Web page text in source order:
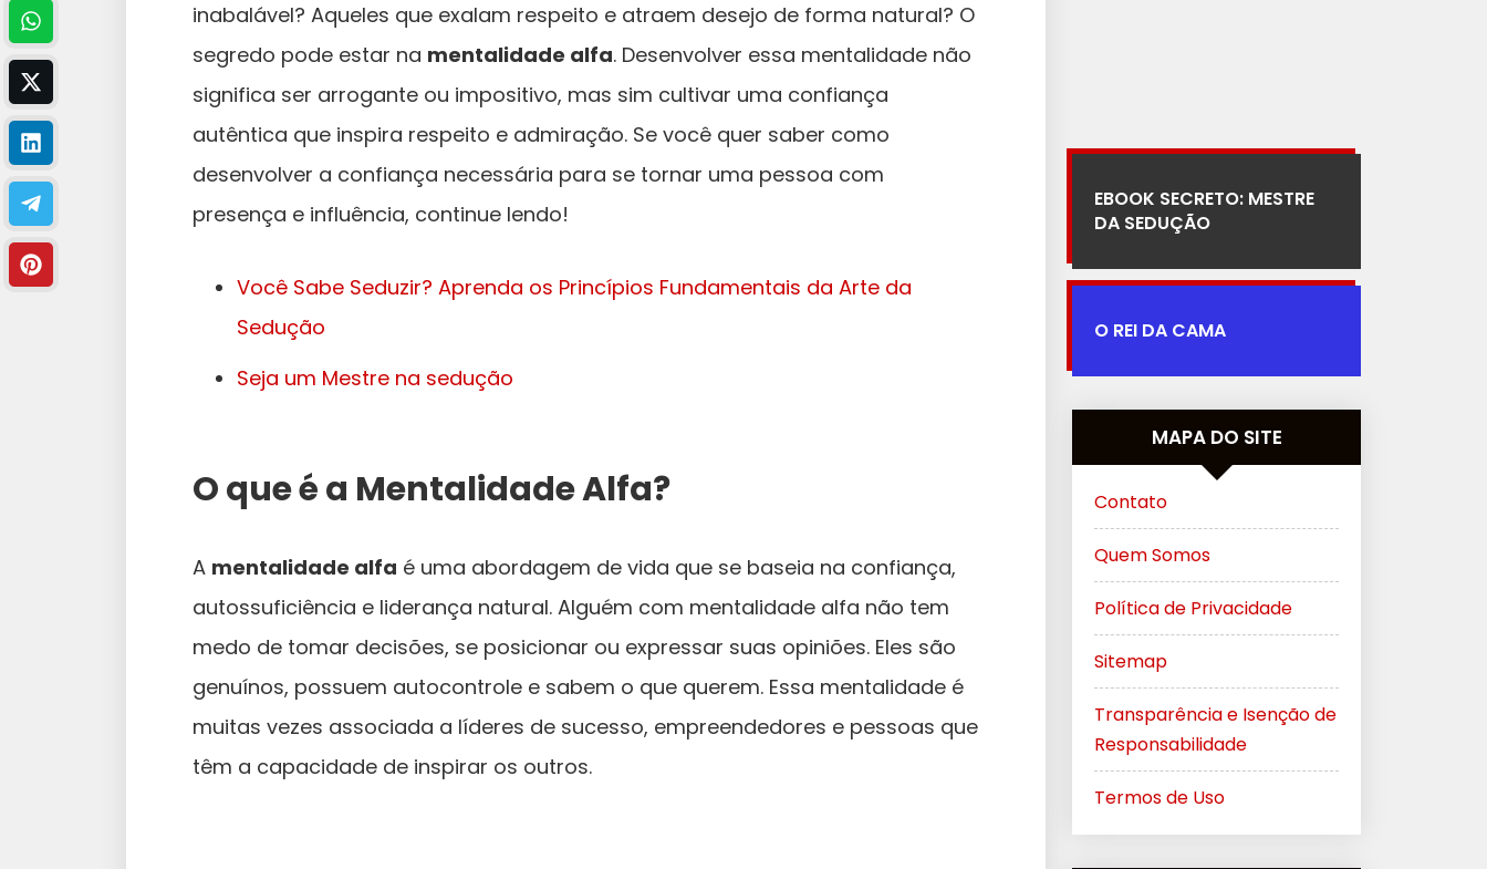
inabalável? Aqueles que exalam respeito e atraem desejo de forma natural? O
segredo pode estar na mentalidade alfa. Desenvolver essa mentalidade não
significa ser arrogante ou impositivo, mas sim cultivar uma confiança
autêntica que inspira respeito e admiração. Se você quer saber como
desenvolver a confiança necessária para se tornar uma pessoa com
presença e influência, continue lendo!
Você Sabe Seduzir? Aprenda os Princípios Fundamentais da Arte da
Sedução
Seja um Mestre na sedução
O que é a Mentalidade Alfa?
A mentalidade alfa é uma abordagem de vida que se baseia na confiança,
autossuficiência e liderança natural. Alguém com mentalidade alfa não tem
medo de tomar decisões, se posicionar ou expressar suas opiniões. Eles são
genuínos, possuem autocontrole e sabem o que querem. Essa mentalidade é
muitas vezes associada a líderes de sucesso, empreendedores e pessoas que
têm a capacidade de inspirar os outros.
EBOOK SECRETO: MESTRE
DA SEDUÇÃO
O REI DA CAMA
MAPA DO SITE
Contato
Quem Somos
Política de Privacidade
Sitemap
Transparência e Isenção de
Responsabilidade
Termos de Uso